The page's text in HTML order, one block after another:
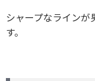
シャープなライン
す。